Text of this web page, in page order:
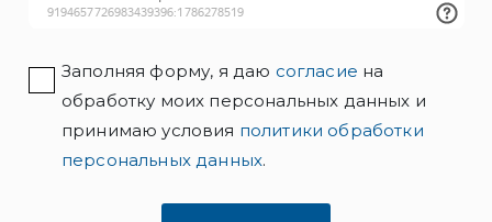
Заполняя форму, я даю согласие на
обработку моих персональных данных и
принимаю условия политики обработки
персональных данных.